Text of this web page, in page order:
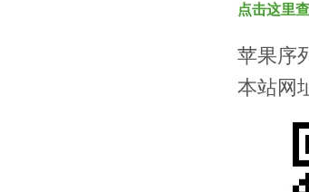
点击这里
苹果序
本站网